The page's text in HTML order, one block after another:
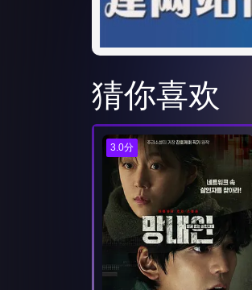
猜你喜欢
3.0分